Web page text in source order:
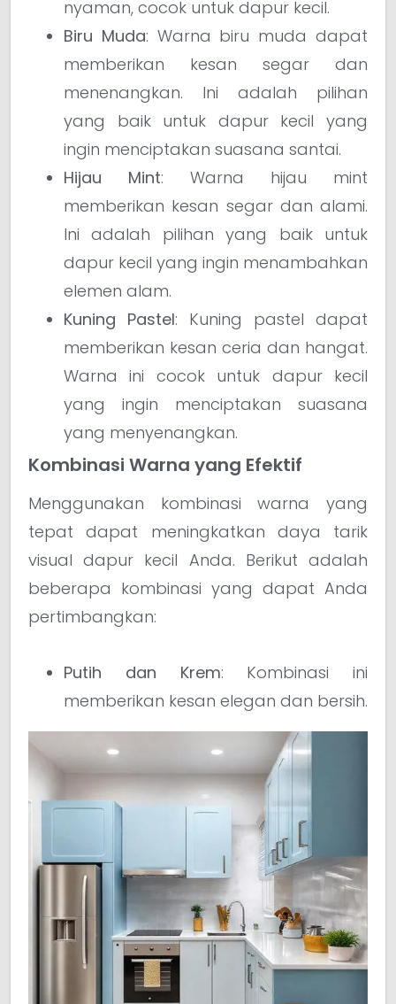
nyaman, cocok untuk dapur kecil.
Biru Muda: Warna biru muda dapat
memberikan kesan segar dan
menenangkan. Ini adalah pilihan
yang baik untuk dapur kecil yang
ingin menciptakan suasana santai.
Hijau Mint: Warna hijau mint
memberikan kesan segar dan alami.
Ini adalah pilihan yang baik untuk
dapur kecil yang ingin menambahkan
elemen alam.
Kuning Pastel: Kuning pastel dapat
memberikan kesan ceria dan hangat.
Warna ini cocok untuk dapur kecil
yang ingin menciptakan suasana
yang menyenangkan.
Kombinasi Warna yang Efektif
Menggunakan kombinasi warna yang
tepat dapat meningkatkan daya tarik
visual dapur kecil Anda. Berikut adalah
beberapa kombinasi yang dapat Anda
pertimbangkan:
Putih dan Krem: Kombinasi ini
memberikan kesan elegan dan bersih.